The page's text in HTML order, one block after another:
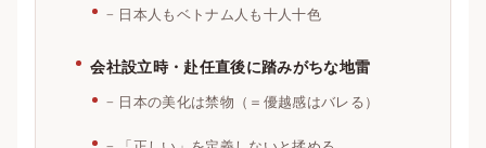
日本人もベトナム人も十人十色
会社設立時・赴任直後に踏みがちな地雷
日本の美化は禁物（＝優越感はバレる）